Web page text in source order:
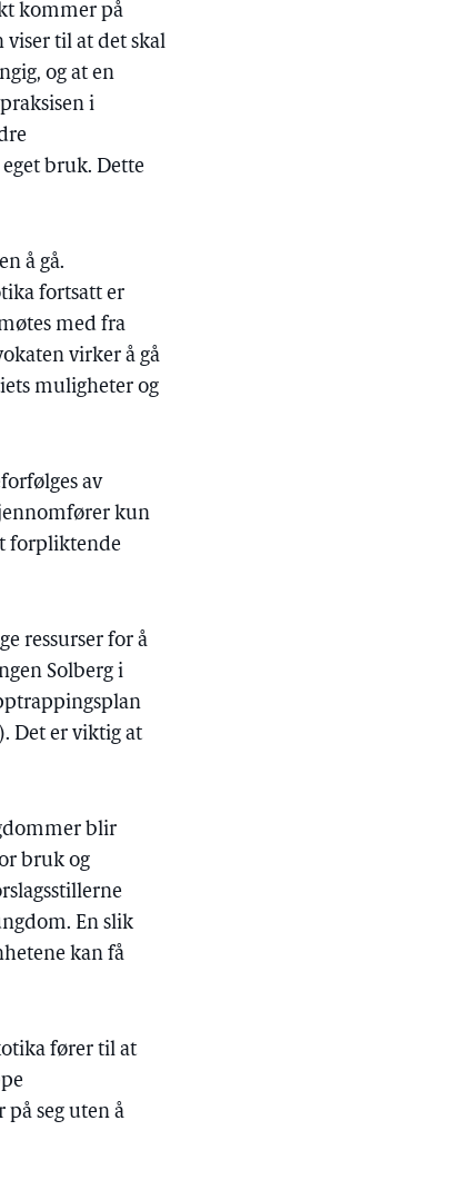
kommer på
viser til at det skal
og at en
i
bruk. Dette
å gå.
fortsatt er
med fra
virker å gå
muligheter og
av
kun
forpliktende
ressurser for å
Solberg i
Det er viktig at
blir
bruk og
En slik
kan få
fører til at
seg uten å